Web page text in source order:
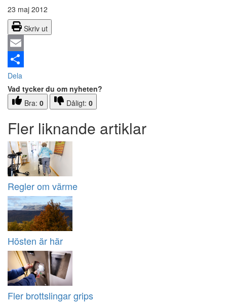
23 maj 2012
Skriv ut
Email
Dela
Vad tycker du om nyheten?
Bra: 0 Dåligt: 0
Fler liknande artiklar
Regler om värme
Hösten är här
Fler brottslingar grips